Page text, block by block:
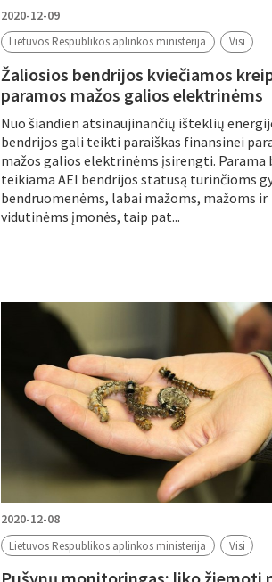
2020-12-09
Lietuvos Respublikos aplinkos ministerija Visi
Žaliosios bendrijos kviečiamos
paramos mažos galios elektrinėms
Nuo šiandien atsinaujinančių išteklių
bendrijos gali teikti paraiškas finansinei
mažos galios elektrinėms įsirengti. Parama
teikiama AEI bendrijos statusą turinčioms
bendruomenėms, labai mažoms, mažoms ir
vidutinėms įmonės, taip pat...
2020-12-08
Lietuvos Respublikos aplinkos ministerija Visi